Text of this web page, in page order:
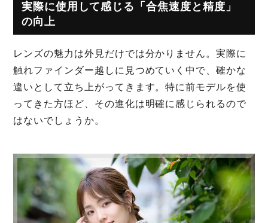
実際に使用して感じる「合焦速度と精度」
の向上
レンズの魅力は外見だけでは分かりません。実際に
触れファインダー越しに見つめていく中で、確かな
違いとして立ち上がってきます。特に前モデルを使
ってきた方ほど、その進化は明確に感じられるので
はないでしょうか。